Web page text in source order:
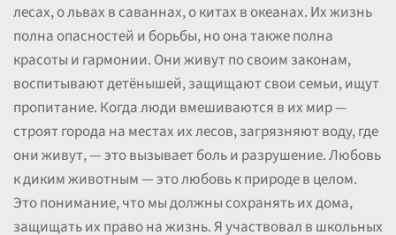
лесах, о львах в саваннах, о китах в океанах. Их жизнь
полна опасностей и борьбы, но она также полна
красоты и гармонии. Они живут по своим законам,
воспитывают детёнышей, защищают свои семьи, ищут
пропитание. Когда люди вмешиваются в их мир —
строят города на местах их лесов, загрязняют воду, где
они живут, — это вызывает боль и разрушение. Любовь
к диким животным — это любовь к природе в целом.
Это понимание, что мы должны сохранять их дома,
защищать их право на жизнь. Я участвовал в школьных